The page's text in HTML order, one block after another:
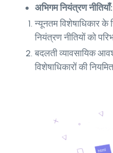
अभिगम नियंत्रण नीतियाँ:
न्यूनतम विशेषाधिकार के
नियंत्रण नीतियों को
बदलती व्यावसायिक
विशेषाधिकारों की